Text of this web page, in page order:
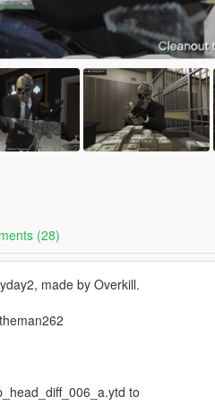
(28)
made by Overkill.
to